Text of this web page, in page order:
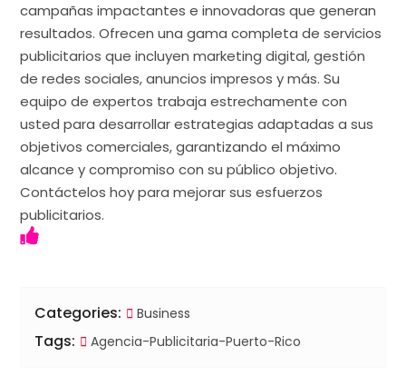
campañas impactantes e innovadoras que generan
resultados. Ofrecen una gama completa de servicios
publicitarios que incluyen marketing digital, gestión
de redes sociales, anuncios impresos y más. Su
equipo de expertos trabaja estrechamente con
usted para desarrollar estrategias adaptadas a sus
objetivos comerciales, garantizando el máximo
alcance y compromiso con su público objetivo.
Contáctelos hoy para mejorar sus esfuerzos
publicitarios.
Categories: Business
Tags: Agencia-Publicitaria-Puerto-Rico